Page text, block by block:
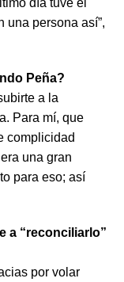
día tuve el
una persona así”,
Peña?
a la
Para mí, que
complicidad
una gran
para eso; así
a “reconciliarlo”
por volar